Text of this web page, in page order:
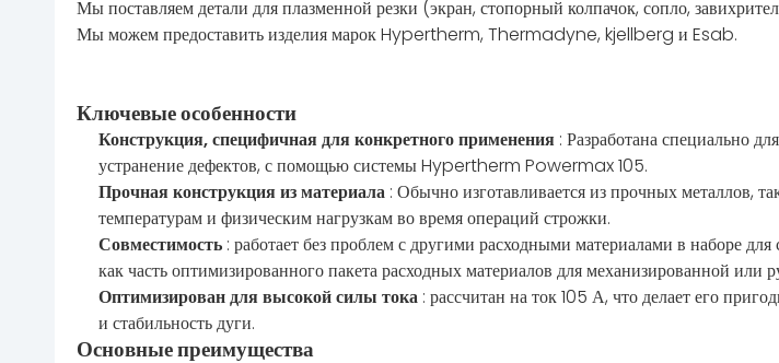
Мы поставляем детали для плазменной резки (экран, стопорный колпачок, сопло,
Мы можем предоставить изделия марок Hypertherm, Thermadyne, kjellberg и Esab.
Ключевые особенности
Конструкция, специфичная для конкретного применения : Разработана специально
устранение дефектов, с помощью системы Hypertherm Powermax 105.
Прочная конструкция из материала : Обычно изготавливается из прочных металлов,
температурам и физическим нагрузкам во время операций строжки.
Совместимость : работает без проблем с другими расходными материалами в наборе
как часть оптимизированного пакета расходных материалов для механизированной или
Оптимизирован для высокой силы тока : рассчитан на ток 105 А, что делает его
и стабильность дуги.
Основные преимущества